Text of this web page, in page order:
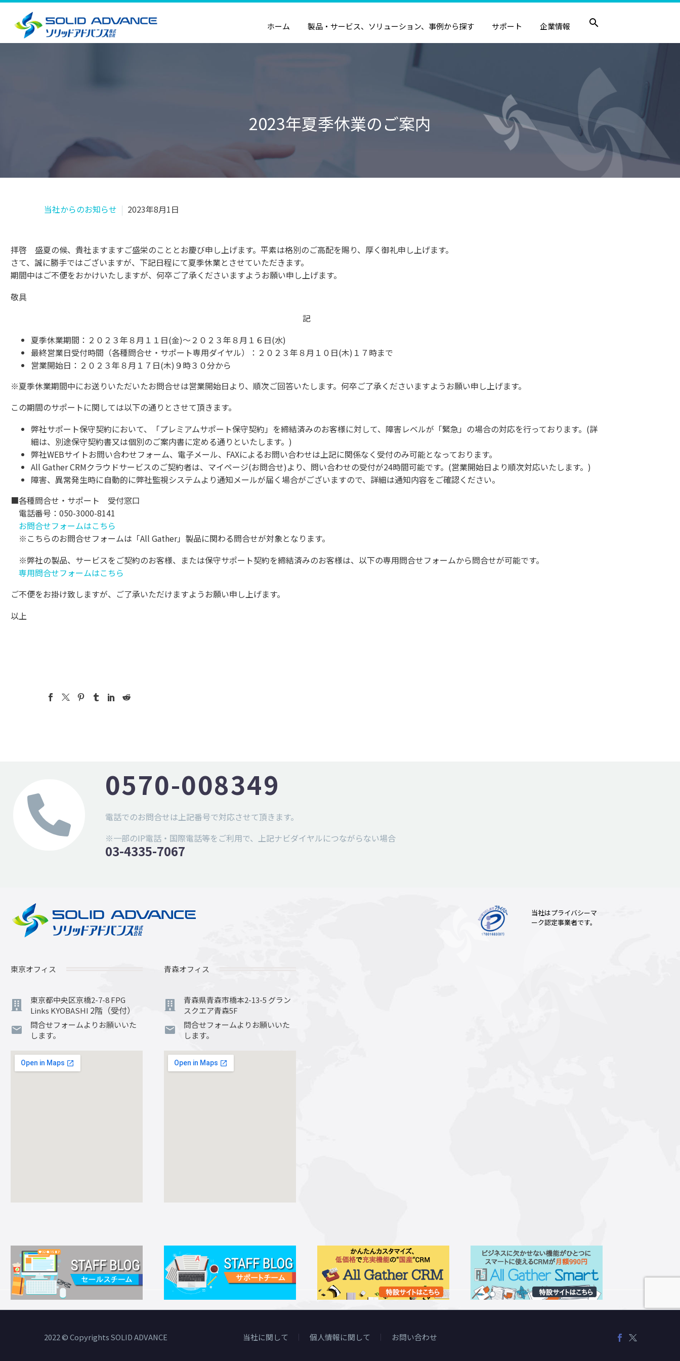
ホーム 製品・サービス、ソリューション、事例から探す サポート 企業情報
2023年夏季休業のご案内
当社からのお知らせ 2023年8月1日
拝啓 盛夏の候、貴社ますますご盛栄のこととお慶び申し上げます。平素は格別のご高配を賜り、厚く御礼申し上げます。
さて、誠に勝手ではございますが、下記日程にて夏季休業とさせていただきます。
期間中はご不便をおかけいたしますが、何卒ご了承くださいますようお願い申し上げます。
敬具
記
夏季休業期間：２０２３年８月１１日(金)～２０２３年８月１６日(水)
最終営業日受付時間（各種問合せ・サポート専用ダイヤル）：２０２３年８月１０日(木)１７時まで
営業開始日：２０２３年８月１７日(木)９時３０分から
※夏季休業期間中にお送りいただいたお問合せは営業開始日より、順次ご回答いたします。何卒ご了承くださいますようお願い申し上げます。
この期間のサポートに関しては以下の通りとさせて頂きます。
弊社サポート保守契約において、「プレミアムサポート保守契約」を締結済みのお客様に対して、障害レベルが「緊急」の場合の対応を行っております。(詳
細は、別途保守契約書又は個別のご案内書に定める通りといたします。)
弊社WEBサイトお問い合わせフォーム、電子メール、FAXによるお問い合わせは上記に関係なく受付のみ可能となっております。
All Gather CRMクラウドサービスのご契約者は、マイページ(お問合せ)より、問い合わせの受付が24時間可能です。(営業開始日より順次対応いたします。)
障害、異常発生時に自動的に弊社監視システムより通知メールが届く場合がございますので、詳細は通知内容をご確認ください。
■各種問合せ・サポート 受付窓口
電話番号：050-3000-8141
お問合せフォームはこちら
※こちらのお問合せフォームは「All Gather」製品に関わる問合せが対象となります。
※弊社の製品、サービスをご契約のお客様、または保守サポート契約を締結済みのお客様は、以下の専用問合せフォームから問合せが可能です。
専用問合せフォームはこちら
ご不便をお掛け致しますが、ご了承いただけますようお願い申し上げます。
以上
0570-008349
電話でのお問合せは上記番号で対応させて頂きます。
※一部のIP電話・国際電話等をご利用で、上記ナビダイヤルにつながらない場合
03-4335-7067
当社はプライバシーマ
ーク認定事業者です。
東京オフィス
東京都中央区京橋2-7-8 FPG
Links KYOBASHI 2階（受付）
問合せフォームよりお願いいた
します。
青森オフィス
青森県青森市橋本2-13-5 グラン
スクエア青森5F
問合せフォームよりお願いいた
します。
当社に関して 個人情報に関して お問い合わせ
2022 © Copyrights SOLID ADVANCE